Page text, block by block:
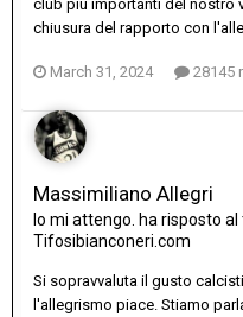
club più importanti del nostro
chiusura del rapporto con
March 31, 2024 28145
Massimiliano Allegri
Io mi attengo. ha risposto al
Tifosibianconeri.com
Si sopravvaluta il gusto
l'allegrismo piace. Stiamo